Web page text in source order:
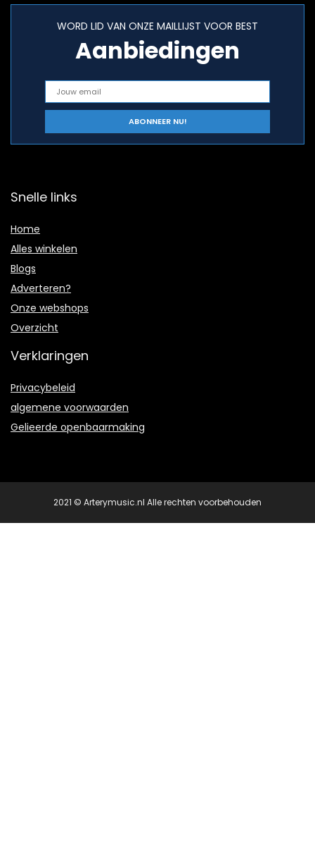
WORD LID VAN ONZE MAILLIJST VOOR BEST
Aanbiedingen
Snelle links
Home
Alles winkelen
Blogs
Adverteren?
Onze webshops
Overzicht
Verklaringen
Privacybeleid
algemene voorwaarden
Gelieerde openbaarmaking
2021 © Arterymusic.nl Alle rechten voorbehouden